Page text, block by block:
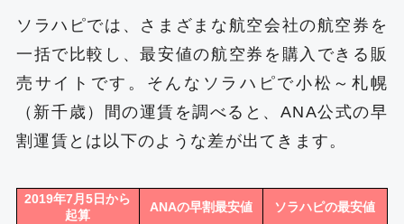
ソラハピでは、さまざまな航空会社の航空券を
一括で比較し、最安値の航空券を購入できる販
売サイトです。そんなソラハピで小松～札幌
（新千歳）間の運賃を調べると、ANA公式の早
割運賃とは以下のような差が出てきます。
2019年7月5日から
起算
ANAの早割最安値 ソラハピの最安値